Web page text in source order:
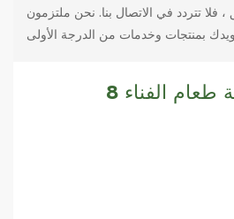
، فلا تتردد في الاتصال بنا. نحن ملتزمون
بمنتجات وخدمات من الدرجة الأولى
الفناء 8